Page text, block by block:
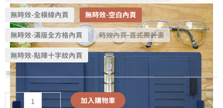
無時效-全橫線內頁 無時效-空白內頁
無時效-滿版全方格內頁 時效內頁-直式周計畫
無時效-點陣十字紋內頁
清除
- + 加入購物車